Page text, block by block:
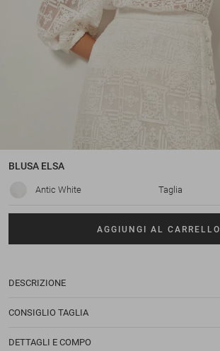
BLUSA ELSA
Antic White Taglia
AGGIUNGI AL CARRELLO
DESCRIZIONE
CONSIGLIO TAGLIA
DETTAGLI E COMPO